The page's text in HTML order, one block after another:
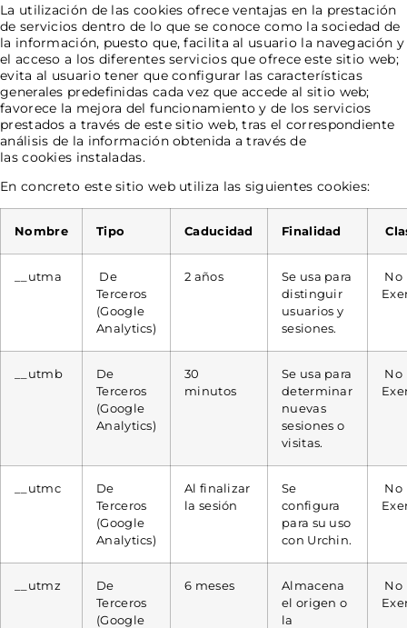
La utilización de las cookies ofrece ventajas en la prestación
de servicios dentro de lo que se conoce como la sociedad de
la información, puesto que, facilita al usuario la navegación y
el acceso a los diferentes servicios que ofrece este sitio web;
evita al usuario tener que configurar las características
generales predefinidas cada vez que accede al sitio web;
favorece la mejora del funcionamiento y de los servicios
prestados a través de este sitio web, tras el correspondiente
análisis de la información obtenida a través de
las cookies instaladas.
En concreto este sitio web utiliza las siguientes cookies:
Nombre Tipo Caducidad Finalidad
__utma
De
Terceros
(Google
Analytics)
2 años
Se usa para
distinguir
usuarios y
sesiones.
No
__utmb
De
Terceros
(Google
Analytics)
30
minutos
Se usa para
determinar
nuevas
sesiones o
visitas.
No
__utmc
De
Terceros
(Google
Analytics)
Al finalizar
la sesión
Se
configura
para su uso
con Urchin.
No
__utmz
De
Terceros
(Google
6 meses
Almacena
el origen o
la
No